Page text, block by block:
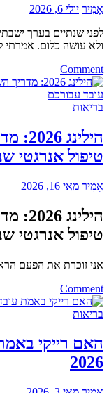
אָמִיר יולי 6, 2026
לפני שנתיים בערך
ולא עושה כלום. אמרתי
Comment
on
איך
קונים
–
מדריך
מעשי
הישראלי
בריאות
טיפול אנרגטי
אָמִיר מאי 16, 2026
טיפול אנרגטי
אני זוכרת את הפעם
Comment
on
הילינג
השוואה
אישי
אנרגטי
בריאות
האם רייקי
2026